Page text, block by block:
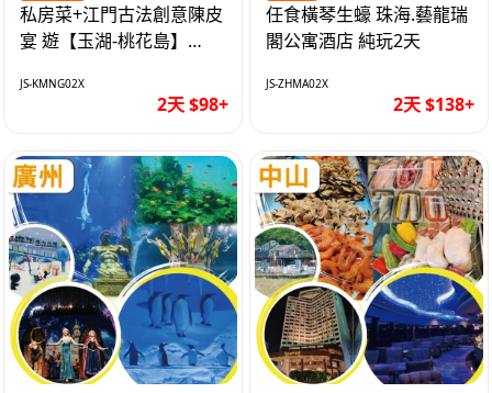
私房菜+江門古法創意陳皮
宴 遊【玉湖-桃花島】
純玩2天
JS-KMNG02X
2天 $98+
任食橫琴生蠔 珠海.藝龍瑞
閣公寓酒店 純玩2天
JS-ZHMA02X
2天 $138+